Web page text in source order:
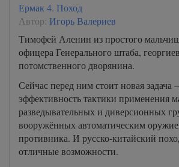
Ермак 4. Поход
Автор: Игорь Валериев
Тимофей Аленин из простого
офицера Генерального штаба,
потомственного дворянина.
Сейчас перед ним стоит новая задача
эффективность тактики применения
разведывательных и диверсионных
вооружённых автоматическим
противника. И русско-китайский
отличные возможности.